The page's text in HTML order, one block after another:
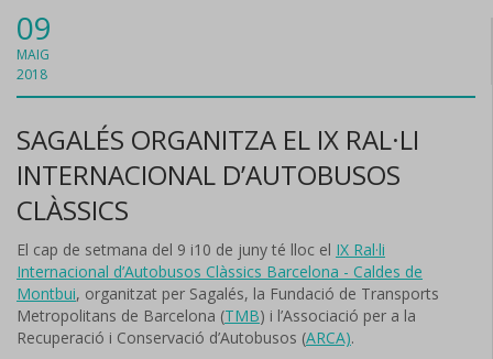
09
MAIG
2018
SAGALÉS ORGANITZA EL IX RAL·LI
INTERNACIONAL D’AUTOBUSOS
CLÀSSICS
El cap de setmana del 9 i10 de juny té lloc el IX Ral·li
Internacional d’Autobusos Clàssics Barcelona - Caldes de
Montbui, organitzat per Sagalés, la Fundació de Transports
Metropolitans de Barcelona (TMB) i l’Associació per a la
Recuperació i Conservació d’Autobusos (ARCA).